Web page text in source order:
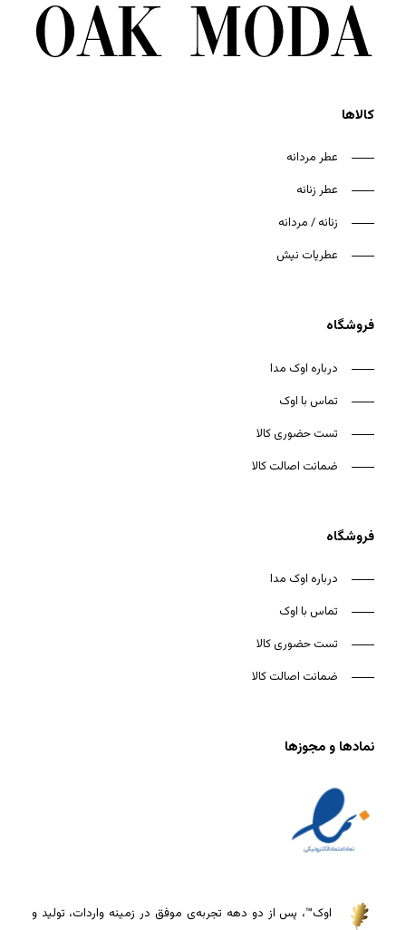
کالاها
عطر مردانه
عطر زنانه
زنانه / مردانه
عطریات نیش
فروشگاه
درباره اوک مدا
تماس با اوک
تست حضوری کالا
ضمانت اصالت کالا
فروشگاه
درباره اوک مدا
تماس با اوک
تست حضوری کالا
ضمانت اصالت کالا
نمادها و مجوزها
اوک™، پس از دو دهه تجربه‌ی موفق در زمینه واردات، تولید و